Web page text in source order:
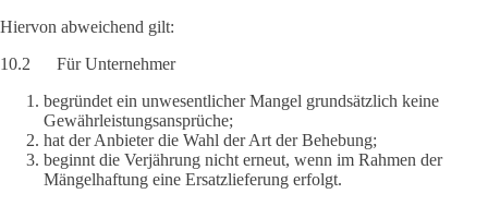
Hiervon abweichend gilt:
10.2 Für Unternehmer
begründet ein unwesentlicher Mangel grundsätzlich keine
Gewährleistungsansprüche;
hat der Anbieter die Wahl der Art der Behebung;
beginnt die Verjährung nicht erneut, wenn im Rahmen der
Mängelhaftung eine Ersatzlieferung erfolgt.